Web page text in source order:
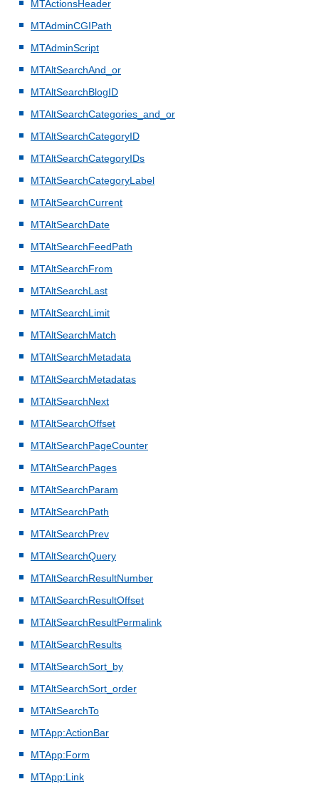
MTActionsHeader
MTAdminCGIPath
MTAdminScript
MTAltSearchAnd_or
MTAltSearchBlogID
MTAltSearchCategories_and_or
MTAltSearchCategoryID
MTAltSearchCategoryIDs
MTAltSearchCategoryLabel
MTAltSearchCurrent
MTAltSearchDate
MTAltSearchFeedPath
MTAltSearchFrom
MTAltSearchLast
MTAltSearchLimit
MTAltSearchMatch
MTAltSearchMetadata
MTAltSearchMetadatas
MTAltSearchNext
MTAltSearchOffset
MTAltSearchPageCounter
MTAltSearchPages
MTAltSearchParam
MTAltSearchPath
MTAltSearchPrev
MTAltSearchQuery
MTAltSearchResultNumber
MTAltSearchResultOffset
MTAltSearchResultPermalink
MTAltSearchResults
MTAltSearchSort_by
MTAltSearchSort_order
MTAltSearchTo
MTApp:ActionBar
MTApp:Form
MTApp:Link